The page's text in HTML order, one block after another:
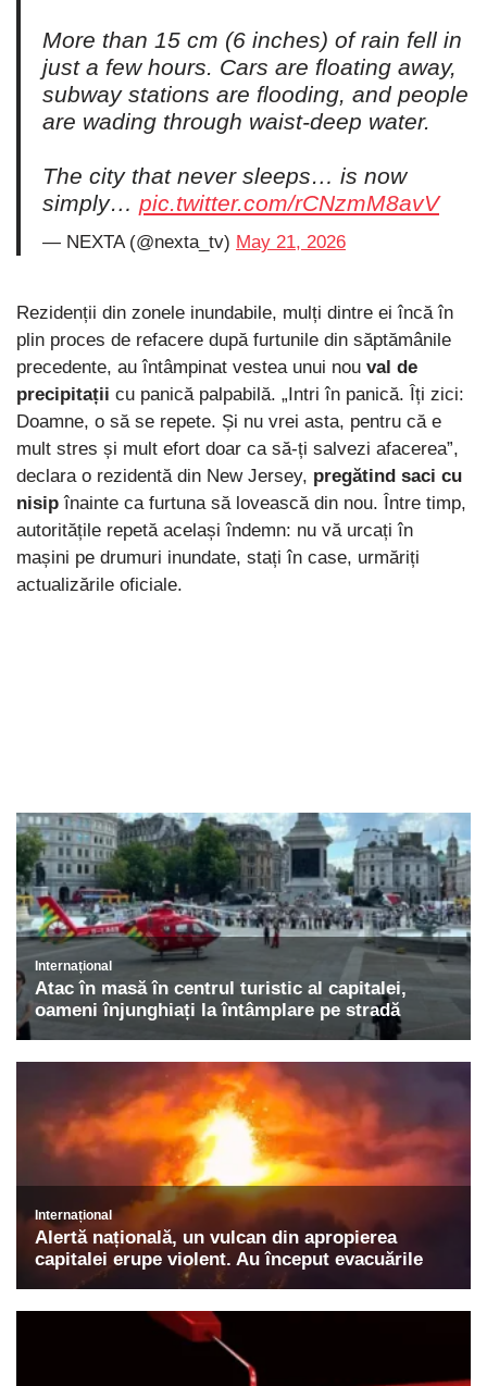
More than 15 cm (6 inches) of rain fell in
just a few hours. Cars are floating away,
subway stations are flooding, and people
are wading through waist-deep water.
The city that never sleeps… is now
simply… pic.twitter.com/rCNzmM8avV
— NEXTA (@nexta_tv) May 21, 2026
Rezidenții din zonele inundabile, mulți dintre ei încă în
plin proces de refacere după furtunile din săptămânile
precedente, au întâmpinat vestea unui nou val de
precipitații cu panică palpabilă. „Intri în panică. Îți zici:
Doamne, o să se repete. Și nu vrei asta, pentru că e
mult stres și mult efort doar ca să-ți salvezi afacerea”,
declara o rezidentă din New Jersey, pregătind saci cu
nisip înainte ca furtuna să lovească din nou. Între timp,
autoritățile repetă același îndemn: nu vă urcați în
mașini pe drumuri inundate, stați în case, urmăriți
actualizările oficiale.